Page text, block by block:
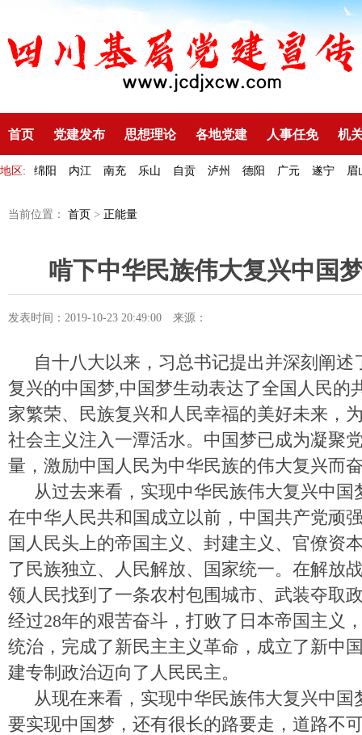
首页 党建发布 思想理论 各地党建 人事任免 机
地区: 绵阳 内江 南充 乐山 自贡 泸州 德阳 广元 遂宁 眉
当前位置： 首页 > 正能量
啃下中华民族伟大复兴中国
发表时间：2019-10-23 20:49:00 来源：
自十八大以来，习总书记提出并深刻阐述
复兴的中国梦,中国梦生动表达了全国人民的
家繁荣、民族复兴和人民幸福的美好未来，
社会主义注入一潭活水。中国梦已成为凝聚
量，激励中国人民为中华民族的伟大复兴而
从过去来看，实现中华民族伟大复兴中国
在中华人民共和国成立以前，中国共产党顽
国人民头上的帝国主义、封建主义、官僚资
了民族独立、人民解放、国家统一。在解放
领人民找到了一条农村包围城市、武装夺取
经过28年的艰苦奋斗，打败了日本帝国主义
统治，完成了新民主主义革命，成立了新中
建专制政治迈向了人民民主。
从现在来看，实现中华民族伟大复兴中国
要实现中国梦，还有很长的路要走，道路不